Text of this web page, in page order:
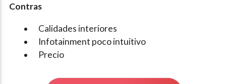
Contras
Calidades interiores
Infotainment poco intuitivo
Precio